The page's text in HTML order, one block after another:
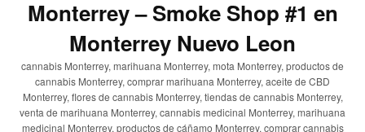
Monterrey – Smoke Shop #1 en
Monterrey Nuevo Leon
cannabis Monterrey, marihuana Monterrey, mota Monterrey, productos de
cannabis Monterrey, comprar marihuana Monterrey, aceite de CBD
Monterrey, flores de cannabis Monterrey, tiendas de cannabis Monterrey,
venta de marihuana Monterrey, cannabis medicinal Monterrey, marihuana
medicinal Monterrey, productos de cáñamo Monterrey, comprar cannabis